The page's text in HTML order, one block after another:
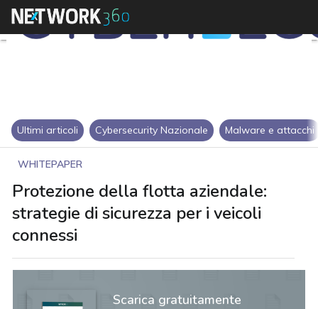
Ultimi articoli Cybersecurity Nazionale Malware e attacchi
WHITEPAPER
Protezione della flotta aziendale:
strategie di sicurezza per i veicoli
connessi
Scarica gratuitamente